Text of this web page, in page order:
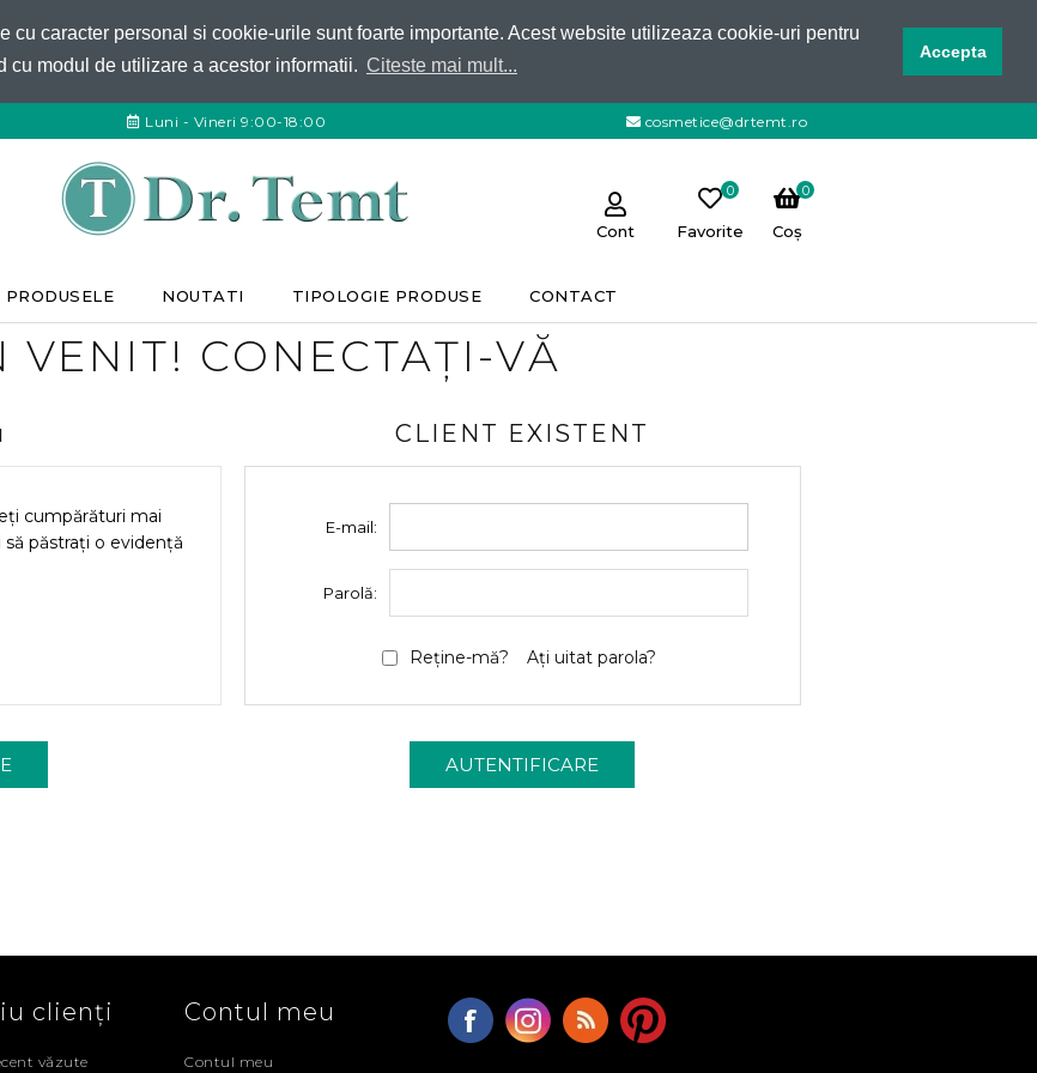
cu caracter personal si cookie-urile sunt foarte importante. Acest website utilizeaza cookie-uri pentru
modul de utilizare a acestor informatii. Citeste mai mult...
Accepta
Luni - Vineri 9:00-18:00 cosmetice@drtemt.ro
Cont Favorite
0
Coș
0
NOUTATI TIPOLOGIE PRODUSE CONTACT
VENIT! CONECTAȚI-VĂ
cumpărături mai
păstrați o evidență
CLIENT EXISTENT
E-mail:
Parolă:
Reține-mă? Ați uitat parola?
clienți
văzute
Contul meu
Contul meu